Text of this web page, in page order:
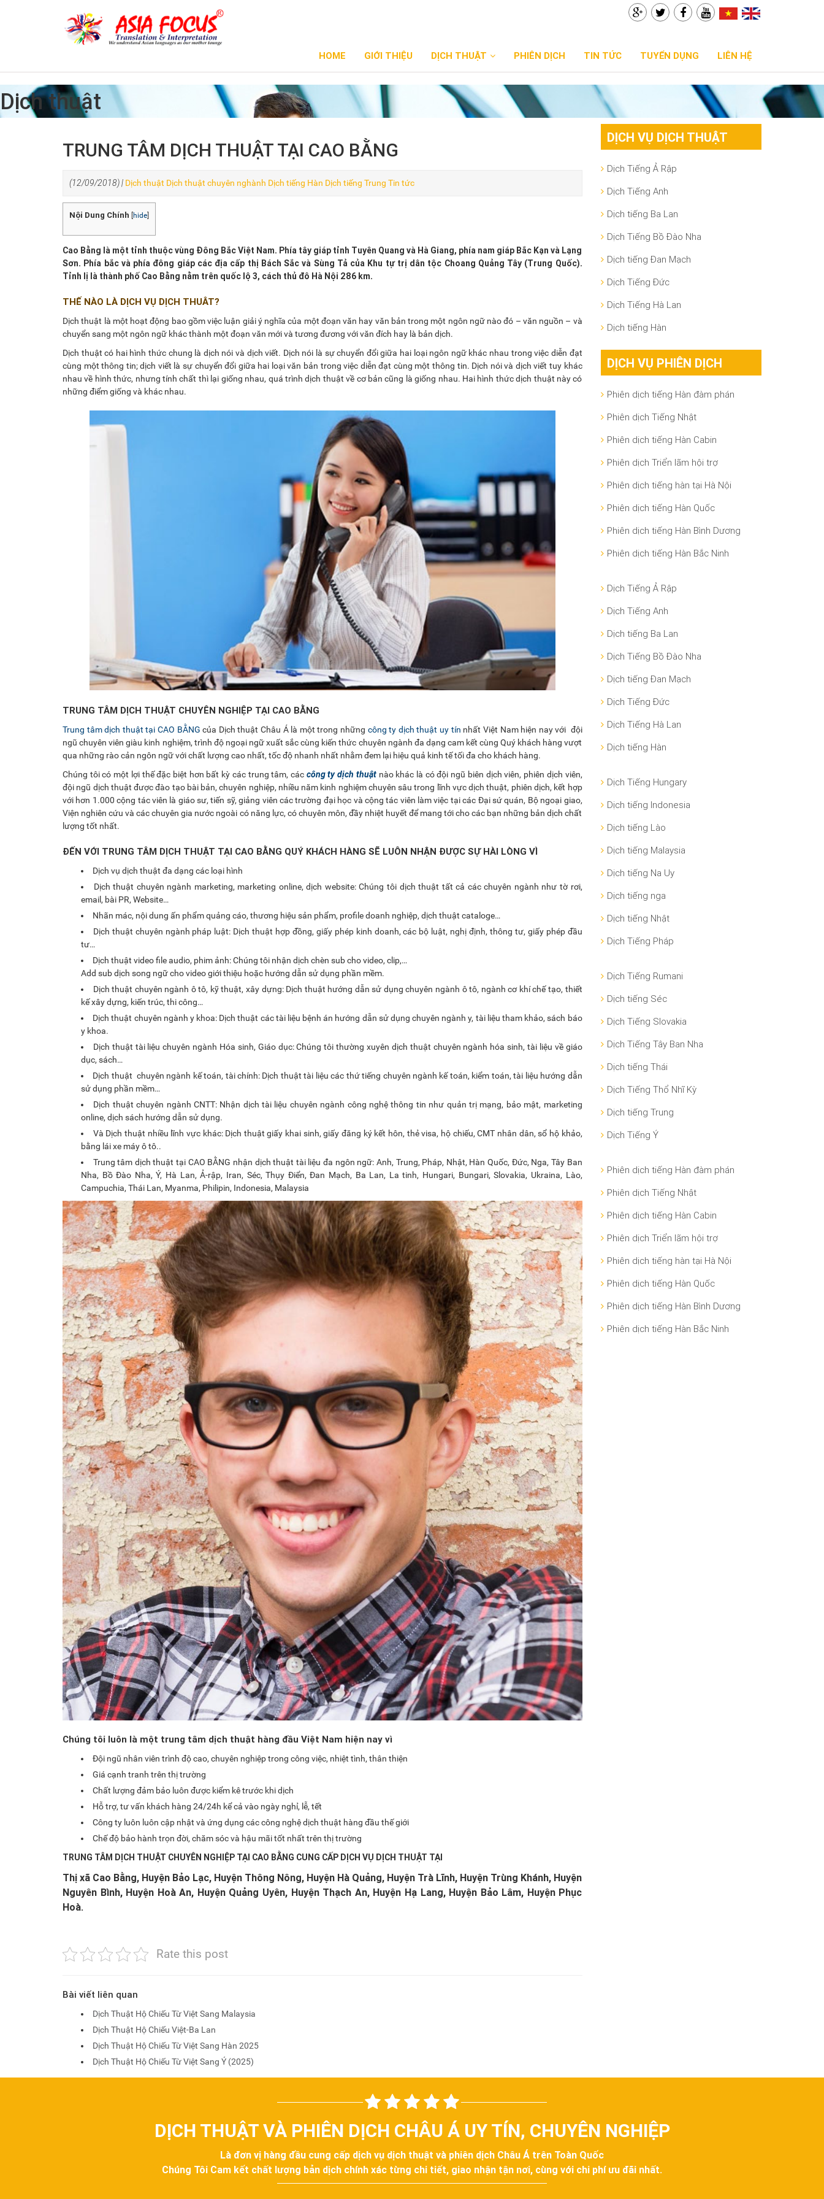
HOME GIỚI THIỆU DỊCH THUẬT PHIÊN DỊCH TIN TỨC TUYỂN DỤNG LIÊN HỆ
Dịch thuật
TRUNG TÂM DỊCH THUẬT TẠI CAO BẰNG
(12/09/2018) | Dịch thuật Dịch thuật chuyên nghành Dịch tiếng Hàn Dịch tiếng Trung Tin tức
Nội Dung Chính hide
Cao Bằng là một tỉnh thuộc vùng Đông Bắc Việt Nam. Phía tây giáp tỉnh Tuyên Quang và Hà Giang, phía nam giáp Bắc Kạn và Lạng
Sơn. Phía bắc và phía đông giáp các địa cấp thị Bách Sắc và Sùng Tả của Khu tự trị dân tộc Choang Quảng Tây (Trung Quốc).
Tỉnh lị là thành phố Cao Bằng nằm trên quốc lộ 3, cách thủ đô Hà Nội 286 km.
THẾ NÀO LÀ DỊCH VỤ DỊCH THUÂT?
Dịch thuật là một hoạt động bao gồm việc luận giải ý nghĩa của một đoạn văn hay văn bản trong một ngôn ngữ nào đó – văn nguồn – và
chuyển sang một ngôn ngữ khác thành một đoạn văn mới và tương đương với văn đích hay là bản dịch.
Dịch thuật có hai hình thức chung là dịch nói và dịch viết. Dịch nói là sự chuyển đổi giữa hai loại ngôn ngữ khác nhau trong việc diễn đạt
cùng một thông tin; dịch viết là sự chuyển đổi giữa hai loại văn bản trong việc diễn đạt cùng một thông tin. Dịch nói và dịch viết tuy khác
nhau về hình thức, nhưng tính chất thì lại giống nhau, quá trình dịch thuật về cơ bản cũng là giống nhau. Hai hình thức dịch thuật này có
những điểm giống và khác nhau.
TRUNG TÂM DỊCH THUẬT CHUYÊN NGHIỆP TẠI CAO BẰNG
Trung tâm dịch thuật tại CAO BẰNG của Dịch thuật Châu Á là một trong những công ty dịch thuật uy tín nhất Việt Nam hiện nay với đội
ngũ chuyên viên giàu kinh nghiệm, trình độ ngoại ngữ xuất sắc cùng kiến thức chuyên ngành đa dạng cam kết cùng Quý khách hàng vượt
qua những rào cản ngôn ngữ với chất lượng cao nhất, tốc độ nhanh nhất nhằm đem lại hiệu quả kinh tế tối đa cho khách hàng.
Chúng tôi có một lợi thế đặc biệt hơn bất kỳ các trung tâm, các công ty dịch thuật nào khác là có đội ngũ biên dịch viên, phiên dịch viên,
đội ngũ dịch thuật được đào tạo bài bản, chuyên nghiệp, nhiều năm kinh nghiệm chuyên sâu trong lĩnh vực dịch thuật, phiên dịch, kết hợp
với hơn 1.000 cộng tác viên là giáo sư, tiến sỹ, giảng viên các trường đại học và cộng tác viên làm việc tại các Đại sứ quán, Bộ ngoại giao,
Viện nghiên cứu và các chuyên gia nước ngoài có năng lực, có chuyên môn, đầy nhiệt huyết để mang tới cho các bạn những bản dịch chất
lượng tốt nhất.
ĐẾN VỚI TRUNG TÂM DỊCH THUẬT TẠI CAO BẰNG QUÝ KHÁCH HÀNG SẼ LUÔN NHẬN ĐƯỢC SỰ HÀI LÒNG VÌ
Dịch vụ dịch thuật đa dạng các loại hình
Dịch thuật chuyên ngành marketing, marketing online, dịch website: Chúng tôi dịch thuật tất cả các chuyên ngành như tờ rơi,
email, bài PR, Website…
Nhãn mác, nội dung ấn phẩm quảng cáo, thương hiệu sản phẩm, profile doanh nghiệp, dịch thuật cataloge…
Dịch thuật chuyên ngành pháp luật: Dịch thuật hợp đồng, giấy phép kinh doanh, các bộ luật, nghị định, thông tư, giấy phép đầu
tư…
Dịch thuật video file audio, phim ảnh: Chúng tôi nhận dịch chèn sub cho video, clip,…
Add sub dịch song ngữ cho video giới thiệu hoặc hướng dẫn sử dụng phần mềm.
Dịch thuật chuyên ngành ô tô, kỹ thuật, xây dựng: Dịch thuật hướng dẫn sử dụng chuyên ngành ô tô, ngành cơ khí chế tạo, thiết
kế xây dựng, kiến trúc, thi công…
Dịch thuật chuyên ngành y khoa: Dịch thuật các tài liệu bệnh án hướng dẫn sử dụng chuyên ngành y, tài liệu tham khảo, sách báo
y khoa.
Dịch thuật tài liệu chuyên ngành Hóa sinh, Giáo dục: Chúng tôi thường xuyên dịch thuật chuyên ngành hóa sinh, tài liệu về giáo
dục, sách…
Dịch thuật chuyên ngành kế toán, tài chính: Dịch thuật tài liệu các thứ tiếng chuyên ngành kế toán, kiểm toán, tài liệu hướng dẫn
sử dụng phần mềm…
Dịch thuật chuyên ngành CNTT: Nhận dịch tài liệu chuyên ngành công nghệ thông tin như quản trị mạng, bảo mật, marketing
online, dịch sách hướng dẫn sử dụng.
Và Dịch thuật nhiều lĩnh vực khác: Dịch thuật giấy khai sinh, giấy đăng ký kết hôn, thẻ visa, hộ chiếu, CMT nhân dân, sổ hộ khảo,
bằng lái xe máy ô tô..
Trung tâm dịch thuật tại CAO BẰNG nhận dịch thuật tài liệu đa ngôn ngữ: Anh, Trung, Pháp, Nhật, Hàn Quốc, Đức, Nga, Tây Ban
Nha, Bồ Đào Nha, Ý, Hà Lan, Ả-rập, Iran, Séc, Thụy Điển, Đan Mạch, Ba Lan, La tinh, Hungari, Bungari, Slovakia, Ukraina, Lào,
Campuchia, Thái Lan, Myanma, Philipin, Indonesia, Malaysia
Chúng tôi luôn là một trung tâm dịch thuật hàng đầu Việt Nam hiện nay vì
Đội ngũ nhân viên trình độ cao, chuyên nghiệp trong công việc, nhiệt tình, thân thiện
Giá cạnh tranh trên thị trường
Chất lượng đảm bảo luôn được kiểm kê trước khi dịch
Hỗ trợ, tư vấn khách hàng 24/24h kể cả vào ngày nghỉ, lễ, tết
Công ty luôn luôn cập nhật và ứng dụng các công nghệ dịch thuật hàng đầu thế giới
Chế độ bảo hành trọn đời, chăm sóc và hậu mãi tốt nhất trên thị trường
TRUNG TÂM DỊCH THUẬT CHUYÊN NGHIỆP TẠI CAO BẰNG CUNG CẤP DỊCH VỤ DỊCH THUẬT TẠI
Thị xã Cao Bằng, Huyện Bảo Lạc, Huyện Thông Nông, Huyện Hà Quảng, Huyện Trà Lĩnh, Huyện Trùng Khánh, Huyện
Nguyên Bình, Huyện Hoà An, Huyện Quảng Uyên, Huyện Thạch An, Huyện Hạ Lang, Huyện Bảo Lâm, Huyện Phục
Hoà.
Rate this post
Bài viết liên quan
Dịch Thuật Hộ Chiếu Từ Việt Sang Malaysia
Dịch Thuật Hộ Chiếu Việt-Ba Lan
Dịch Thuật Hộ Chiếu Từ Việt Sang Hàn 2025
Dịch Thuật Hộ Chiếu Từ Việt Sang Ý (2025)
DỊCH VỤ DỊCH THUẬT
Dịch Tiếng Ả Rập
Dịch Tiếng Anh
Dịch tiếng Ba Lan
Dịch Tiếng Bồ Đào Nha
Dịch tiếng Đan Mạch
Dịch Tiếng Đức
Dịch Tiếng Hà Lan
Dịch tiếng Hàn
DỊCH VỤ PHIÊN DỊCH
Phiên dịch tiếng Hàn đàm phán
Phiên dịch Tiếng Nhật
Phiên dịch tiếng Hàn Cabin
Phiên dịch Triển lãm hội trợ
Phiên dịch tiếng hàn tại Hà Nội
Phiên dịch tiếng Hàn Quốc
Phiên dịch tiếng Hàn Bình Dương
Phiên dịch tiếng Hàn Bắc Ninh
Dịch Tiếng Ả Rập
Dịch Tiếng Anh
Dịch tiếng Ba Lan
Dịch Tiếng Bồ Đào Nha
Dịch tiếng Đan Mạch
Dịch Tiếng Đức
Dịch Tiếng Hà Lan
Dịch tiếng Hàn
Dịch Tiếng Hungary
Dịch tiếng Indonesia
Dịch tiếng Lào
Dịch tiếng Malaysia
Dịch tiếng Na Uy
Dịch tiếng nga
Dịch tiếng Nhật
Dịch Tiếng Pháp
Dịch Tiếng Rumani
Dịch tiếng Séc
Dịch Tiếng Slovakia
Dịch Tiếng Tây Ban Nha
Dịch tiếng Thái
Dịch Tiếng Thổ Nhĩ Kỳ
Dịch tiếng Trung
Dịch Tiếng Ý
Phiên dịch tiếng Hàn đàm phán
Phiên dịch Tiếng Nhật
Phiên dịch tiếng Hàn Cabin
Phiên dịch Triển lãm hội trợ
Phiên dịch tiếng hàn tại Hà Nội
Phiên dịch tiếng Hàn Quốc
Phiên dịch tiếng Hàn Bình Dương
Phiên dịch tiếng Hàn Bắc Ninh
DỊCH THUẬT VÀ PHIÊN DỊCH CHÂU Á UY TÍN, CHUYÊN NGHIỆP
Là đơn vị hàng đầu cung cấp dịch vụ dịch thuật và phiên dịch Châu Á trên Toàn Quốc
Chúng Tôi Cam kết chất lượng bản dịch chính xác từng chi tiết, giao nhận tận nơi, cùng với chi phí ưu đãi nhất.